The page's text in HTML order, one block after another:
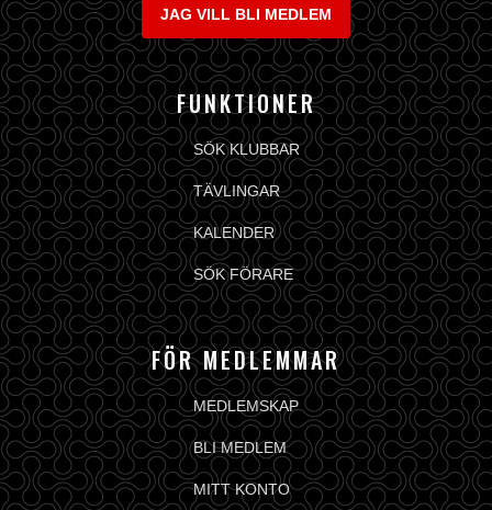
JAG VILL BLI MEDLEM
FUNKTIONER
SÖK KLUBBAR
TÄVLINGAR
KALENDER
SÖK FÖRARE
FÖR MEDLEMMAR
MEDLEMSKAP
BLI MEDLEM
MITT KONTO